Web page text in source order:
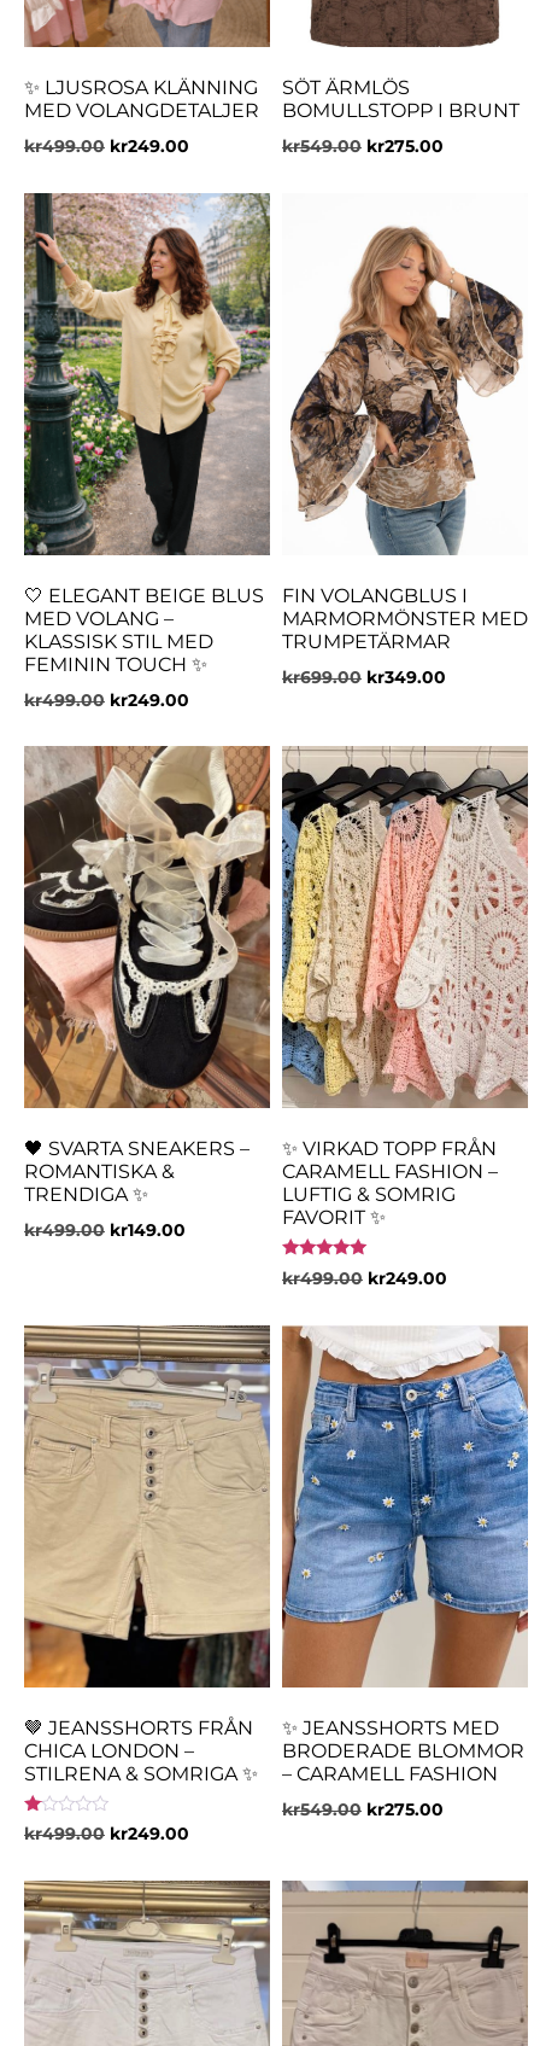
✨ LJUSROSA KLÄNNING
MED VOLANGDETALJER
kr499.00 kr249.00
SÖT ÄRMLÖS
BOMULLSTOPP I BRUNT
kr549.00 kr275.00
🤍 ELEGANT BEIGE BLUS
MED VOLANG –
KLASSISK STIL MED
FEMININ TOUCH ✨
kr499.00 kr249.00
FIN VOLANGBLUS I
MARMORMÖNSTER MED
TRUMPETÄRMAR
kr699.00 kr349.00
🖤 SVARTA SNEAKERS –
ROMANTISKA &
TRENDIGA ✨
kr499.00 kr149.00
✨ VIRKAD TOPP FRÅN
CARAMELL FASHION –
LUFTIG & SOMRIG
FAVORIT ✨
Betygsatt
5.00
kr499.00 kr249.00
🤎 JEANSSHORTS FRÅN
CHICA LONDON –
STILRENA & SOMRIGA ✨
Betygsatt
1.00
kr499.00 kr249.00
✨ JEANSSHORTS MED
BRODERADE BLOMMOR
– CARAMELL FASHION
kr549.00 kr275.00